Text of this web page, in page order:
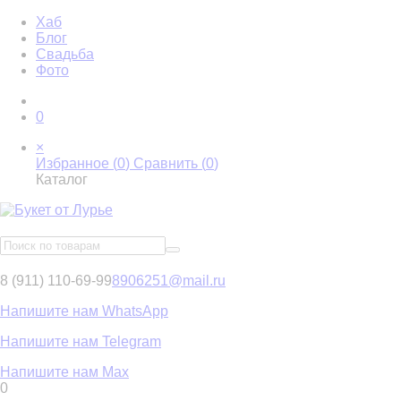
Хаб
Блог
Свадьба
Фото
0
×
Избранное (0) Сравнить (0)
Каталог
8 (911) 110-69-998906251@mail.ru
Напишите нам WhatsApp
Напишите нам Telegram
Напишите нам Max
0